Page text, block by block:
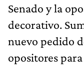
Senado y la
decorativo.
nuevo pedido
opositores